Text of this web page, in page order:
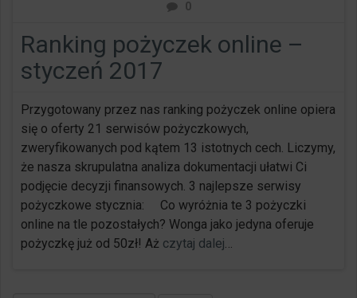
0
Ranking pożyczek online –
styczeń 2017
Przygotowany przez nas ranking pożyczek online opiera
się o oferty 21 serwisów pożyczkowych,
zweryfikowanych pod kątem 13 istotnych cech. Liczymy,
że nasza skrupulatna analiza dokumentacji ułatwi Ci
podjęcie decyzji finansowych. 3 najlepsze serwisy
pożyczkowe stycznia: Co wyróżnia te 3 pożyczki
online na tle pozostałych? Wonga jako jedyna oferuje
pożyczkę już od 50zł! Aż czytaj dalej…